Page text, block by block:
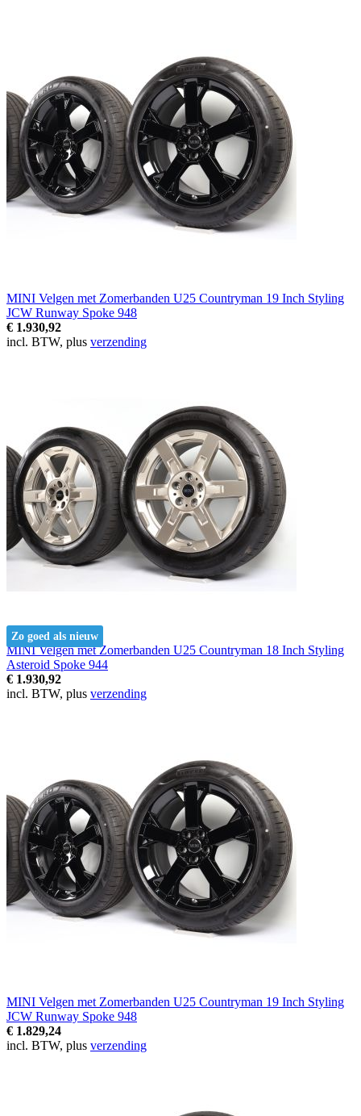
MINI Velgen met Zomerbanden U25 Countryman 19 Inch Styling
JCW Runway Spoke 948
€ 1.930,92
incl. BTW, plus verzending
Zo goed als nieuw
MINI Velgen met Zomerbanden U25 Countryman 18 Inch Styling
Asteroid Spoke 944
€ 1.930,92
incl. BTW, plus verzending
MINI Velgen met Zomerbanden U25 Countryman 19 Inch Styling
JCW Runway Spoke 948
€ 1.829,24
incl. BTW, plus verzending